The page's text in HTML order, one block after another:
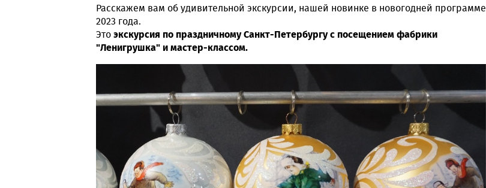
Расскажем вам об удивительной экскурсии, нашей новинке в новогодней программе
2023 года.
Это экскурсия по праздничному Санкт-Петербургу с посещением фабрики
"Ленигрушка" и мастер-классом.